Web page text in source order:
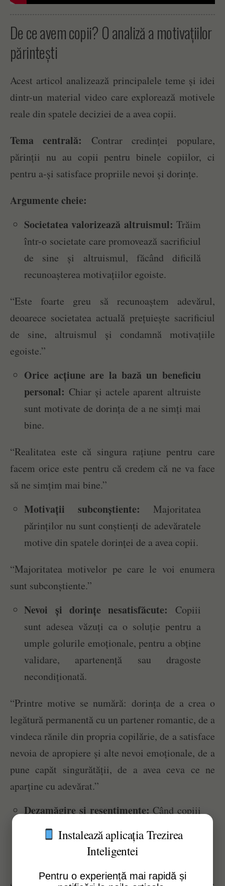
De ce avem copii? O analiză a motivațiilor
părintești
Acest articol analizează principalele teme și idei
dintr-un material video care explorează motivele
reale din spatele deciziei de a avea copii.
Tema centrală: Contrar credinței populare,
părinții nu au copii pentru binele copiilor, ci
pentru a-și satisface propriile nevoi și dorințe.
Argumente cheie:
Societatea valorizează altruismul: Trăim
într-o societate care promovează sacrificiul
de sine și altruismul, făcând dificilă
recunoașterea motivațiilor egoiste.
“Este foarte greu să recunoaștem adevărul,
deoarece societatea actuală prețuiește sacrificiul
de sine, altruismul și condamnă motivațiile
egoiste.”
Orice acțiune are la bază un beneficiu
personal: Chiar și actele aparent altruiste
sunt motivate de dorința de a ne simți mai
bine.
“Realitatea este că singura rațiune pentru care
facem orice este pentru că credem că ne va face
să ne simțim mai bine.”
Motivații subconștiente: Majoritatea
părinților nu sunt conștienți de adevăratele
motive din spatele dorinței de a avea copii.
“Majoritatea motivelor pe care le voi enumera
sunt subconștiente.”
Nevoi și dorințe nesatisfăcute: Copiii
sunt adesea văzuți ca o soluție pentru a
umple golurile emoționale, pentru a obține
validare, apartenență sau dragoste
necondiționată.
“Printre motive se numără: dorința de a crea o
legătură permanentă cu un partener romantic, de a
vindeca rănile din propria copilărie, de a satisface
nevoia de apropiere și alte nevoi emoționale, de a
pune capăt singurătății, de a avea ceva ce ne
aparține cu adevărat.”
Dezamăgire și resentimente: Când copiii
nu reușesc să satisfacă așteptările
părinților, aceștia se pot simți trădați și pot
dezvolta resentimente.
Instalează aplicația Trezirea
Inteligentei
Pentru o experiență mai rapidă și